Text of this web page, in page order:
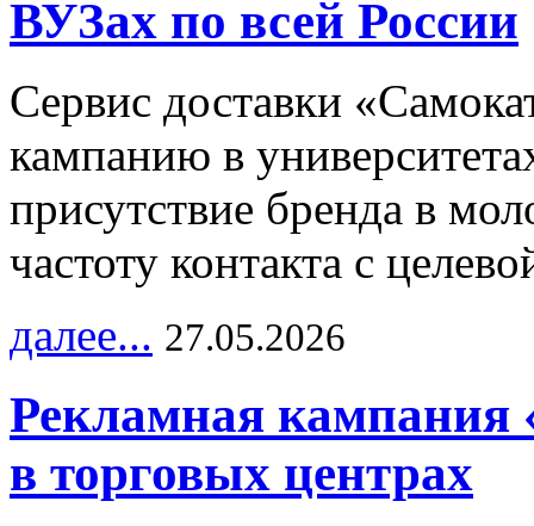
ВУЗах по всей России
Сервис доставки
кампанию в
присутствие бренда в
частоту контакта с
далее... 27.05.2026
Рекламная кампания
в торговых центрах